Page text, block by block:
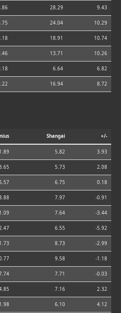
28.29 9.43
24.04 10.29
18.91 10.74
13.71 10.26
6.64 6.82
16.94 8.72
Shangai +/-
1.89 5.82 3.93
5.73 2.08
6.75 0.18
7.97 -0.91
7.64 -3.44
6.55 -5.92
8.73 -2.99
9.58 -1.18
7.71 -0.03
7.16 2.32
1.98 6.10 4.12